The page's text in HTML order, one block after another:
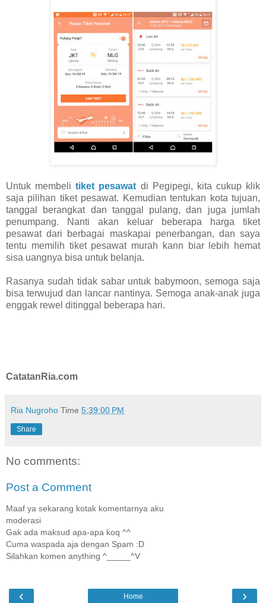
Untuk membelitiket pesawat di Pegipegi, kita cukup klik
saja pilihan tiket pesawat. Kemudian tentukan kota tujuan,
tanggal berangkat dan tanggal pulang, dan juga jumlah
penumpang. Nanti akan keluar beberapa harga tiket
pesawat dari berbagai maskapai penerbangan, dan saya
tentu memilih tiket pesawat murah kann biar lebih hemat
sisa uangnya bisa untuk belanja.
Rasanya sudah tidak sabar untuk babymoon, semoga saja
bisa terwujud dan lancar nantinya. Semoga anak-anak juga
enggak rewel ditinggal beberapa hari.
CatatanRia.com
Ria Nugroho Time 5:39:00 PM
Share
No comments:
Post a Comment
Maaf ya sekarang kotak komentarnya aku
moderasi
Gak ada maksud apa-apa koq ^^
Cuma waspada aja dengan Spam :D
Silahkan komen anything ^_____^V
‹ ›
Home